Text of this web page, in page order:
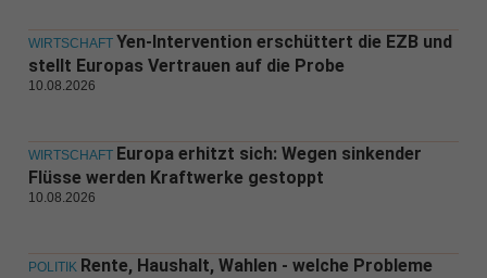
WIRTSCHAFT Yen-Intervention erschüttert die EZB und
stellt Europas Vertrauen auf die Probe
10.08.2026
WIRTSCHAFT Europa erhitzt sich: Wegen sinkender
Flüsse werden Kraftwerke gestoppt
10.08.2026
POLITIK Rente, Haushalt, Wahlen - welche Probleme